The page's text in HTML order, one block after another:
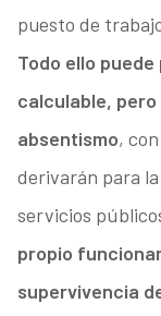
puesto de
Todo ello
calculable,
absentismo,
derivarán para
servicios
propio
supervivencia